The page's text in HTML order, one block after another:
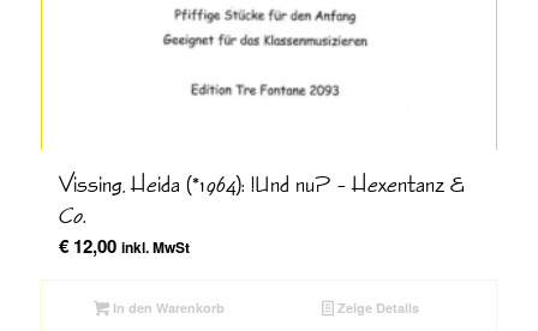
Vissing, Heida (*1964): !Und nu? – Hexentanz &
Co.
€12,00 inkl. MwSt
In den Warenkorb Zeige Details